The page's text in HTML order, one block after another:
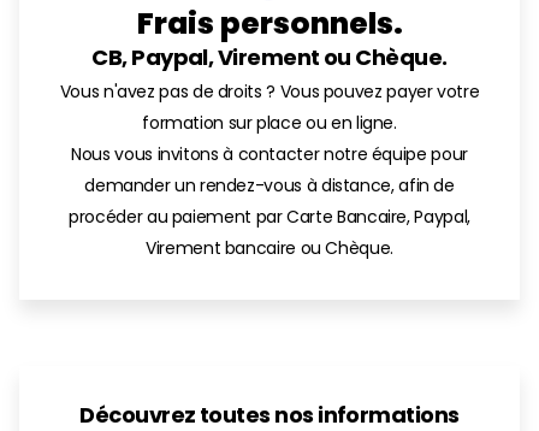
Frais personnels.
CB, Paypal, Virement ou Chèque.
Vous n'avez pas de droits ? Vous pouvez payer votre
formation sur place ou en ligne.
Nous vous invitons à contacter notre équipe pour
demander un rendez-vous à distance, afin de
procéder au paiement par Carte Bancaire, Paypal,
Virement bancaire ou Chèque.
Découvrez toutes nos informations